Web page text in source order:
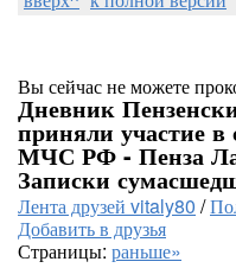
Вы сейчас не можете
Дневник
приняли участие
МЧС РФ - Пенза
Записки
Лента друзей vitaly80 /
Добавить в друзья
Страницы: раньше»